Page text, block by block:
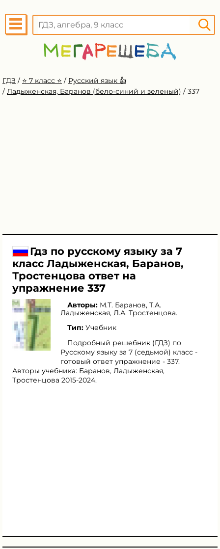
ГДЗ / ⭐️ 7 класс ⭐️ / Русский язык 👍
/ Ладыженская, Баранов (бело-синий и зеленый) / 337
Гдз по русскому языку за 7
класс Ладыженская, Баранов,
Тростенцова ответ на
упражнение 337
Авторы: М.Т. Баранов, Т.А.
Ладыженская, Л.А. Тростенцова.
Тип: Учебник
Подробный решебник (ГДЗ) по
Русскому языку за 7 (седьмой) класс -
готовый ответ упражнение - 337.
Авторы учебника: Баранов, Ладыженская,
Тростенцова 2015-2024.